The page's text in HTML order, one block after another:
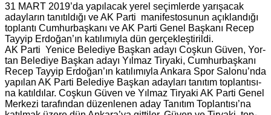
31 MART 2019’da ya­pı­la­cak yerel se­çim­ler­de ya­rı­şa­cak
aday­la­rın ta­nı­tıl­dı­ğı ve AK Parti ma­ni­fes­to­su­nun açık­lan­dı­ğı
top­lan­tı Cum­hur­baş­ka­nı ve AK Parti Genel Baş­ka­nı Recep
Tay­yip Er­do­ğan’ın ka­tı­lı­mıy­la dün ger­çek­leş­ti­ril­di.
AK Parti Ye­ni­ce Be­le­di­ye Baş­kan adayı Coş­kun Güven, Yor­
tan Be­le­di­ye Baş­kan adayı Yıl­maz Tir­ya­ki, Cum­hur­baş­ka­nı
Recep Tay­yip Er­do­ğan’ın ka­tı­lı­mıy­la An­ka­ra Spor Sa­lo­nu’nda
ya­pı­lan AK Parti Be­le­di­ye Baş­kan aday­la­rı ta­nı­tım top­lan­tı­sı­
na ka­tıl­dı­lar. Coş­kun Güven ve Yıl­maz Tir­ya­ki AK Parti Genel
Mer­ke­zi ta­ra­fın­dan dü­zen­le­nen aday Ta­nı­tım Top­lan­tı­sı’na